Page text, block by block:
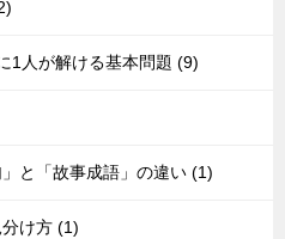
1人が解ける基本問題 (9)
」と「故事成語」の違い (1)
分け方 (1)